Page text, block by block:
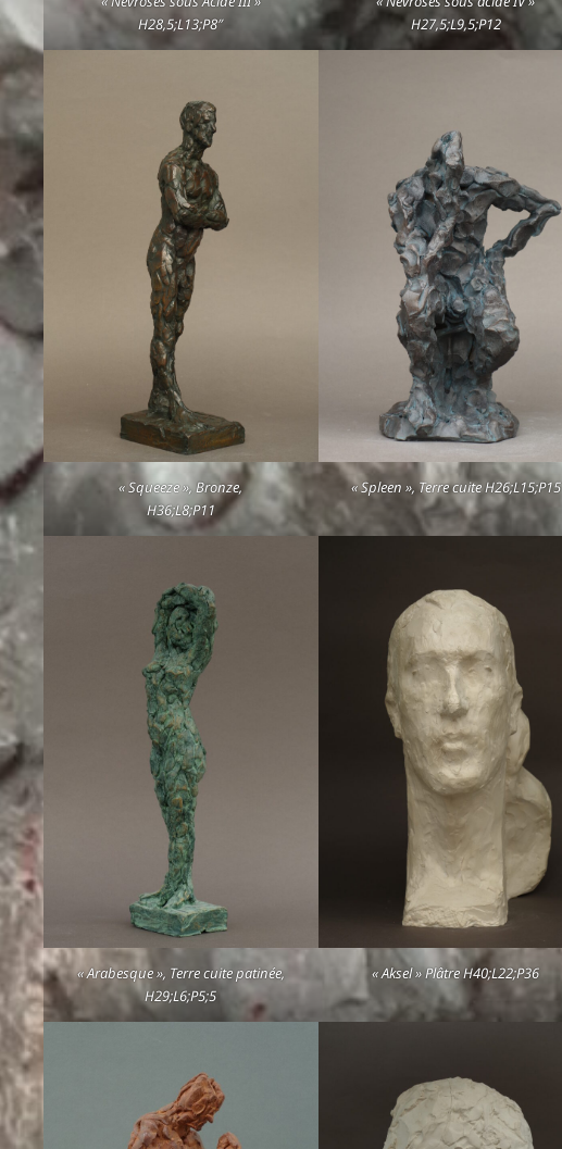
H28,5;L13;P8″
H27,5;L9,5;P12
« Squeeze », Bronze,
H36;L8;P11
« Spleen », Terre cuite H26;L15;P15
« Arabesque », Terre cuite patinée,
H29;L6;P5;5
« Aksel » Plâtre H40;L22;P36